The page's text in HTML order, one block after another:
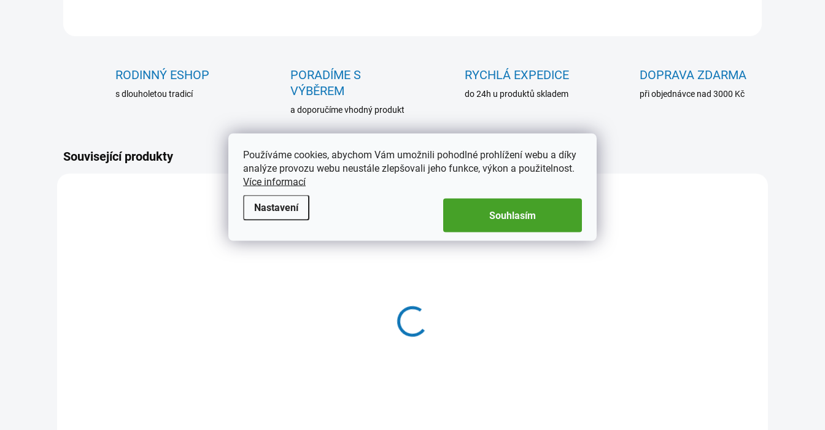
Používáme cookies, abychom Vám umožnili pohodlné prohlížení webu a díky
analýze provozu webu neustále zlepšovali jeho funkce, výkon a použitelnost.
Více informací
Nastavení
Souhlasím
RODINNÝ ESHOP
s dlouholetou tradicí
PORADÍME S
VÝBĚREM
a doporučíme vhodný produkt
RYCHLÁ EXPEDICE
do 24h u produktů skladem
DOPRAVA ZDARMA
při objednávce nad 3000 Kč
Související produkty